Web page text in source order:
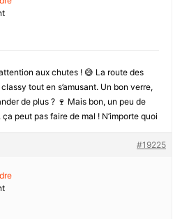
aux chutes ! 😅 La route des
tout en s’amusant. Un bon verre,
de plus ? 🍷 Mais bon, un peu de
peut pas faire de mal ! N’importe quoi
#19225